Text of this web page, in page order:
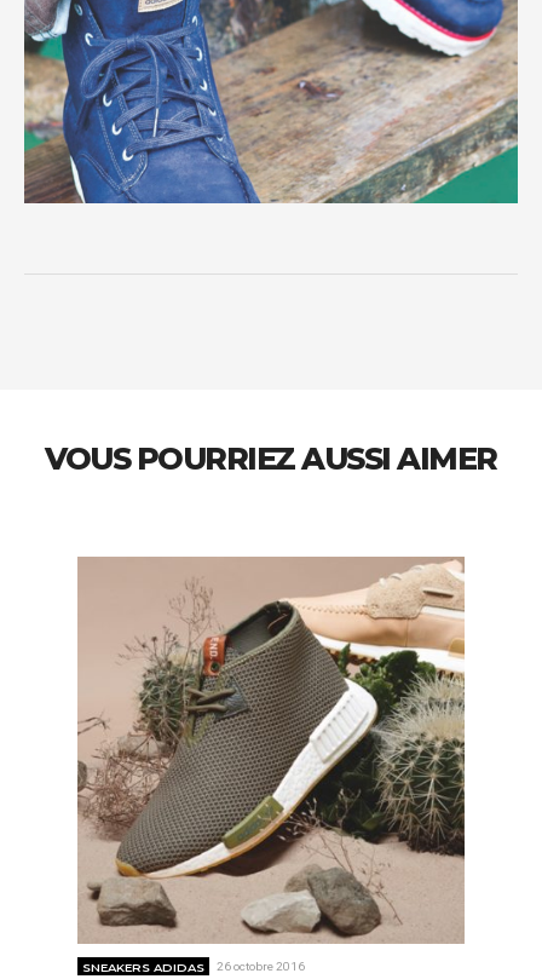
VOUS POURRIEZ AUSSI AIMER
SNEAKERS ADIDAS 26 octobre 2016